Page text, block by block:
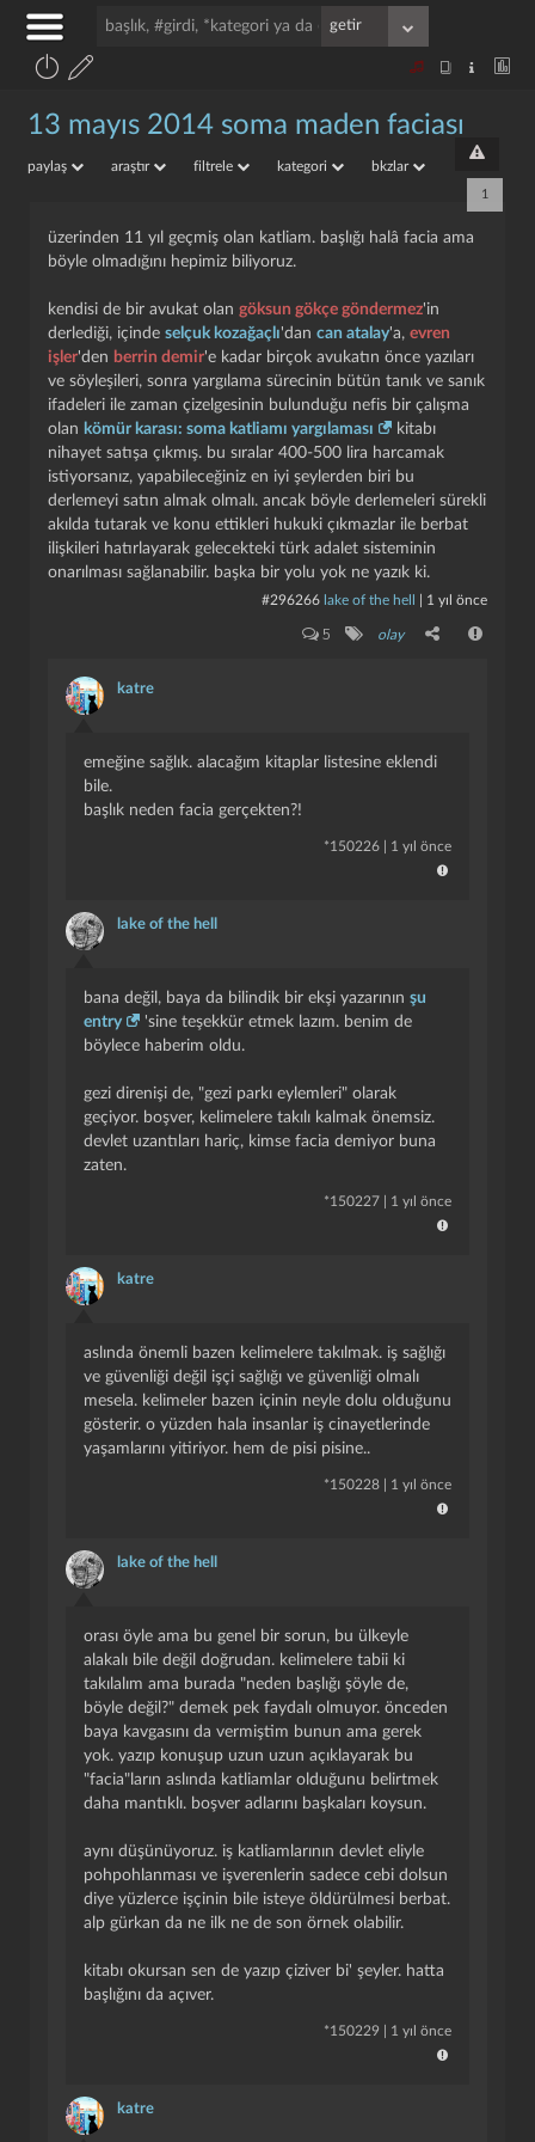
13 mayıs 2014 soma maden faciası
paylaş araştır filtrele kategori bkzlar
1
üzerinden 11 yıl geçmiş olan katliam. başlığı halâ facia ama
böyle olmadığını hepimiz biliyoruz.
kendisi de bir avukat olan göksun gökçe göndermez'in
derlediği, içinde selçuk kozağaçlı'dan can atalay'a, evren
işler'den berrin demir'e kadar birçok avukatın önce yazıları
ve söyleşileri, sonra yargılama sürecinin bütün tanık ve sanık
ifadeleri ile zaman çizelgesinin bulunduğu nefis bir çalışma
olan kömür karası: soma katliamı yargılaması
kitabı
nihayet satışa çıkmış. bu sıralar 400-500 lira harcamak
istiyorsanız, yapabileceğiniz en iyi şeylerden biri bu
derlemeyi satın almak olmalı. ancak böyle derlemeleri sürekli
akılda tutarak ve konu ettikleri hukuki çıkmazlar ile berbat
ilişkileri hatırlayarak gelecekteki türk adalet sisteminin
onarılması sağlanabilir. başka bir yolu yok ne yazık ki.
#296266 lake of the hell 1 yıl önce
5 olay
katre
emeğine sağlık. alacağım kitaplar listesine eklendi
bile.
başlık neden facia gerçekten?!
*150226 1 yıl önce
lake of the hell
bana değil, baya da bilindik bir ekşi yazarının şu
entry
'sine teşekkür etmek lazım. benim de
böylece haberim oldu.
gezi direnişi de, "gezi parkı eylemleri" olarak
geçiyor. boşver, kelimelere takılı kalmak önemsiz.
devlet uzantıları hariç, kimse facia demiyor buna
zaten.
*150227 1 yıl önce
katre
aslında önemli bazen kelimelere takılmak. i̇ş sağlığı
ve güvenliği değil işçi sağlığı ve güvenliği olmalı
mesela. kelimeler bazen içinin neyle dolu olduğunu
gösterir. o yüzden hala insanlar iş cinayetlerinde
yaşamlarını yitiriyor. hem de pisi pisine..
*150228 1 yıl önce
lake of the hell
orası öyle ama bu genel bir sorun, bu ülkeyle
alakalı bile değil doğrudan. kelimelere tabii ki
takılalım ama burada "neden başlığı şöyle de,
böyle değil?" demek pek faydalı olmuyor. önceden
baya kavgasını da vermiştim bunun ama gerek
yok. yazıp konuşup uzun uzun açıklayarak bu
"facia"ların aslında katliamlar olduğunu belirtmek
daha mantıklı. boşver adlarını başkaları koysun.
aynı düşünüyoruz. iş katliamlarının devlet eliyle
pohpohlanması ve işverenlerin sadece cebi dolsun
diye yüzlerce işçinin bile isteye öldürülmesi berbat.
alp gürkan da ne ilk ne de son örnek olabilir.
kitabı okursan sen de yazıp çiziver bi' şeyler. hatta
başlığını da açıver.
*150229 1 yıl önce
katre
kapat